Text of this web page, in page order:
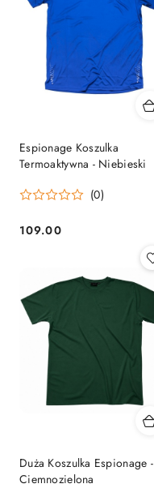
Espionage Koszulka
Termoaktywna - Niebieski
(0)
Cena:
109.00
Duża Koszulka Espionage -
Ciemnozielona